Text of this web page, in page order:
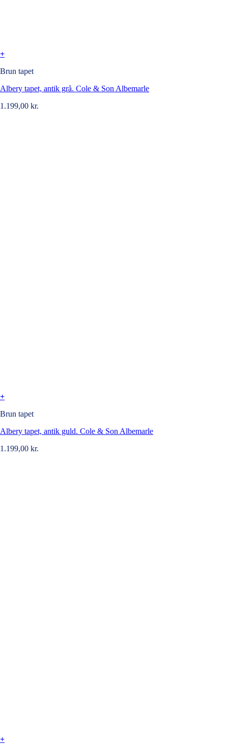
+
Brun tapet
Albery tapet, antik grå. Cole & Son Albemarle
1.199,00 kr.
+
Brun tapet
Albery tapet, antik guld. Cole & Son Albemarle
1.199,00 kr.
+